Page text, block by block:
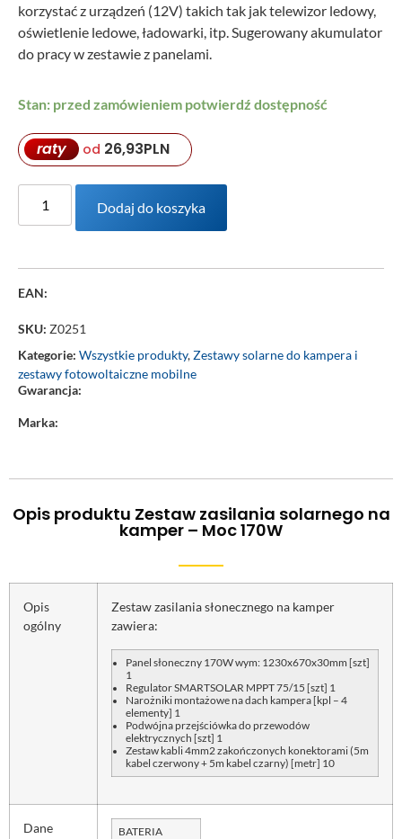
korzystać z urządzeń (12V) takich tak jak telewizor ledowy,
oświetlenie ledowe, ładowarki, itp. Sugerowany akumulator
do pracy w zestawie z panelami.
Stan: przed zamówieniem potwierdź dostępność
raty od 26,93PLN
Dodaj do koszyka
EAN:
SKU: Z0251
Kategorie: Wszystkie produkty,Zestawy solarne do kampera i
zestawy fotowoltaiczne mobilne
Gwarancja:
Marka:
Opis produktu Zestaw zasilania solarnego na
kamper – Moc 170W
Opis
ogólny
Zestaw zasilania słonecznego na kamper
zawiera:
Panel słoneczny 170W wym: 1230x670x30mm [szt]
1
Regulator SMARTSOLAR MPPT 75/15 [szt] 1
Narożniki montażowe na dach kampera [kpl – 4
elementy] 1
Podwójna przejściówka do przewodów
elektrycznych [szt] 1
Zestaw kabli 4mm2 zakończonych konektorami (5m
kabel czerwony + 5m kabel czarny) [metr] 10
Dane
BATERIA